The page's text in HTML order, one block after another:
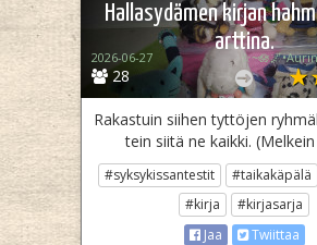
Hallasydämen kirjan
arttina.
28
2026-06-27
Rakastuin siihen tyttöjen
tein siitä ne kaikki.
#syksykissantestit #taikakäpälä
#kirja
#kirjasarja
Jaa
Twiittaa